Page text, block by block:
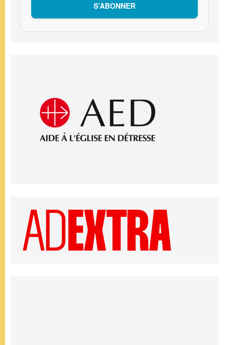
S’ABONNER